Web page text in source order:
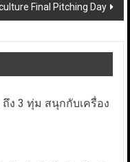
Final Pitching Day
ง 3 ทุ่ม สนุกกับเครื่อง